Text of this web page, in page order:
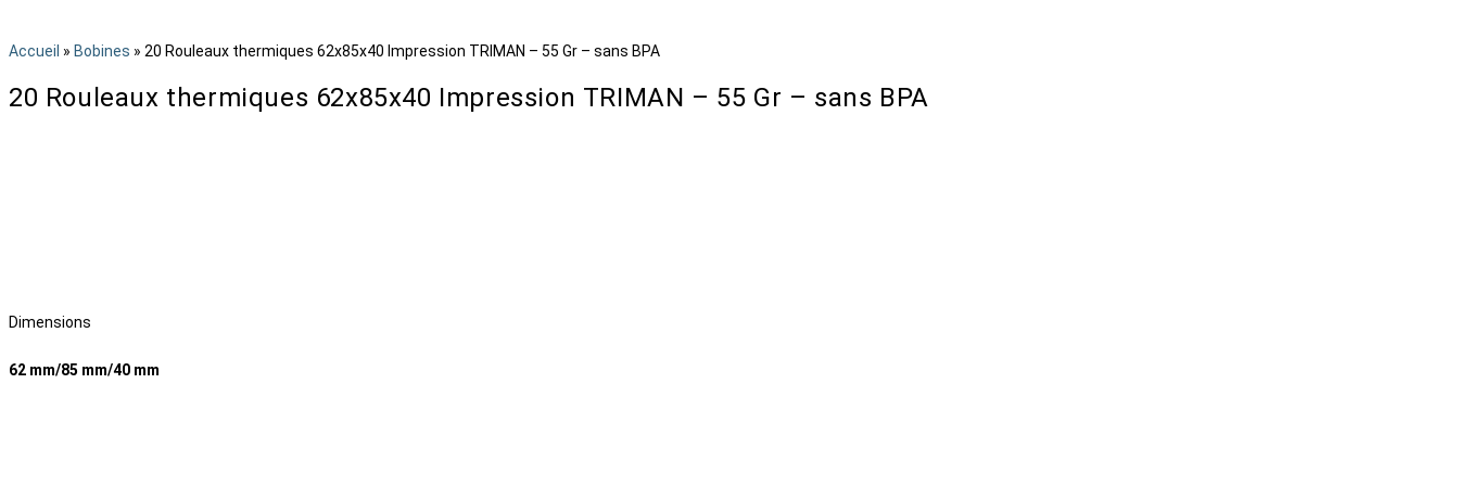
Accueil » Bobines » 20 Rouleaux thermiques 62x85x40 Impression TRIMAN – 55 Gr – sans BPA
20 Rouleaux thermiques 62x85x40 Impression TRIMAN – 55 Gr – sans BPA
Dimensions
62 mm/85 mm/40 mm